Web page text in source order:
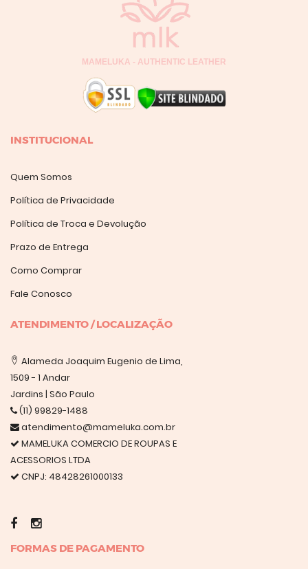
MAMELUKA - AUTHENTIC LEATHER
INSTITUCIONAL
Quem Somos
Política de Privacidade
Política de Troca e Devolução
Prazo de Entrega
Como Comprar
Fale Conosco
ATENDIMENTO / LOCALIZAÇÃO
Alameda Joaquim Eugenio de Lima,
1509 - 1 Andar
Jardins | São Paulo
(11) 99829-1488
atendimento@mameluka.com.br
MAMELUKA COMERCIO DE ROUPAS E
ACESSORIOS LTDA
CNPJ: 48428261000133
FORMAS DE PAGAMENTO